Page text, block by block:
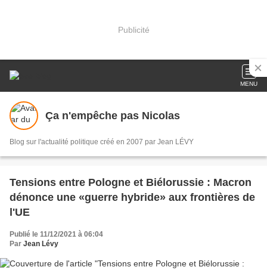
Publicité
MENU
Ça n'empêche pas Nicolas
Blog sur l'actualité politique créé en 2007 par Jean LÉVY
Tensions entre Pologne et Biélorussie : Macron
dénonce une «guerre hybride» aux frontières de
l'UE
Publié le 11/12/2021 à 06:04
Par Jean Lévy